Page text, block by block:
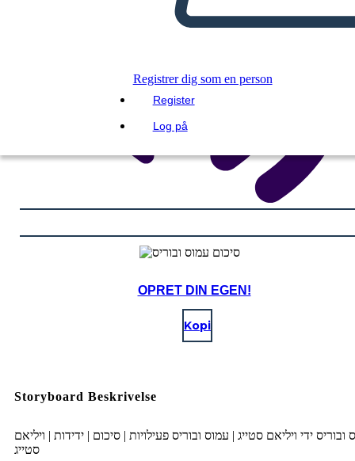
Registrer dig som en person
Register
Log på
OPRET DIN EGEN!
Kopi
Storyboard Beskrivelse
ובוריס ידי ויליאם סטייג | עמוס ובוריס פעילויות | סיכום | ידידות | ויליאם
סטייג